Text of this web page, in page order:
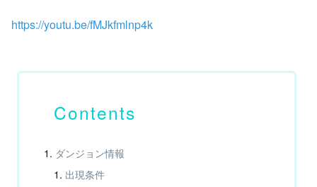
https://youtu.be/fMJkfmlnp4k
ダンジョン情報
出現条件